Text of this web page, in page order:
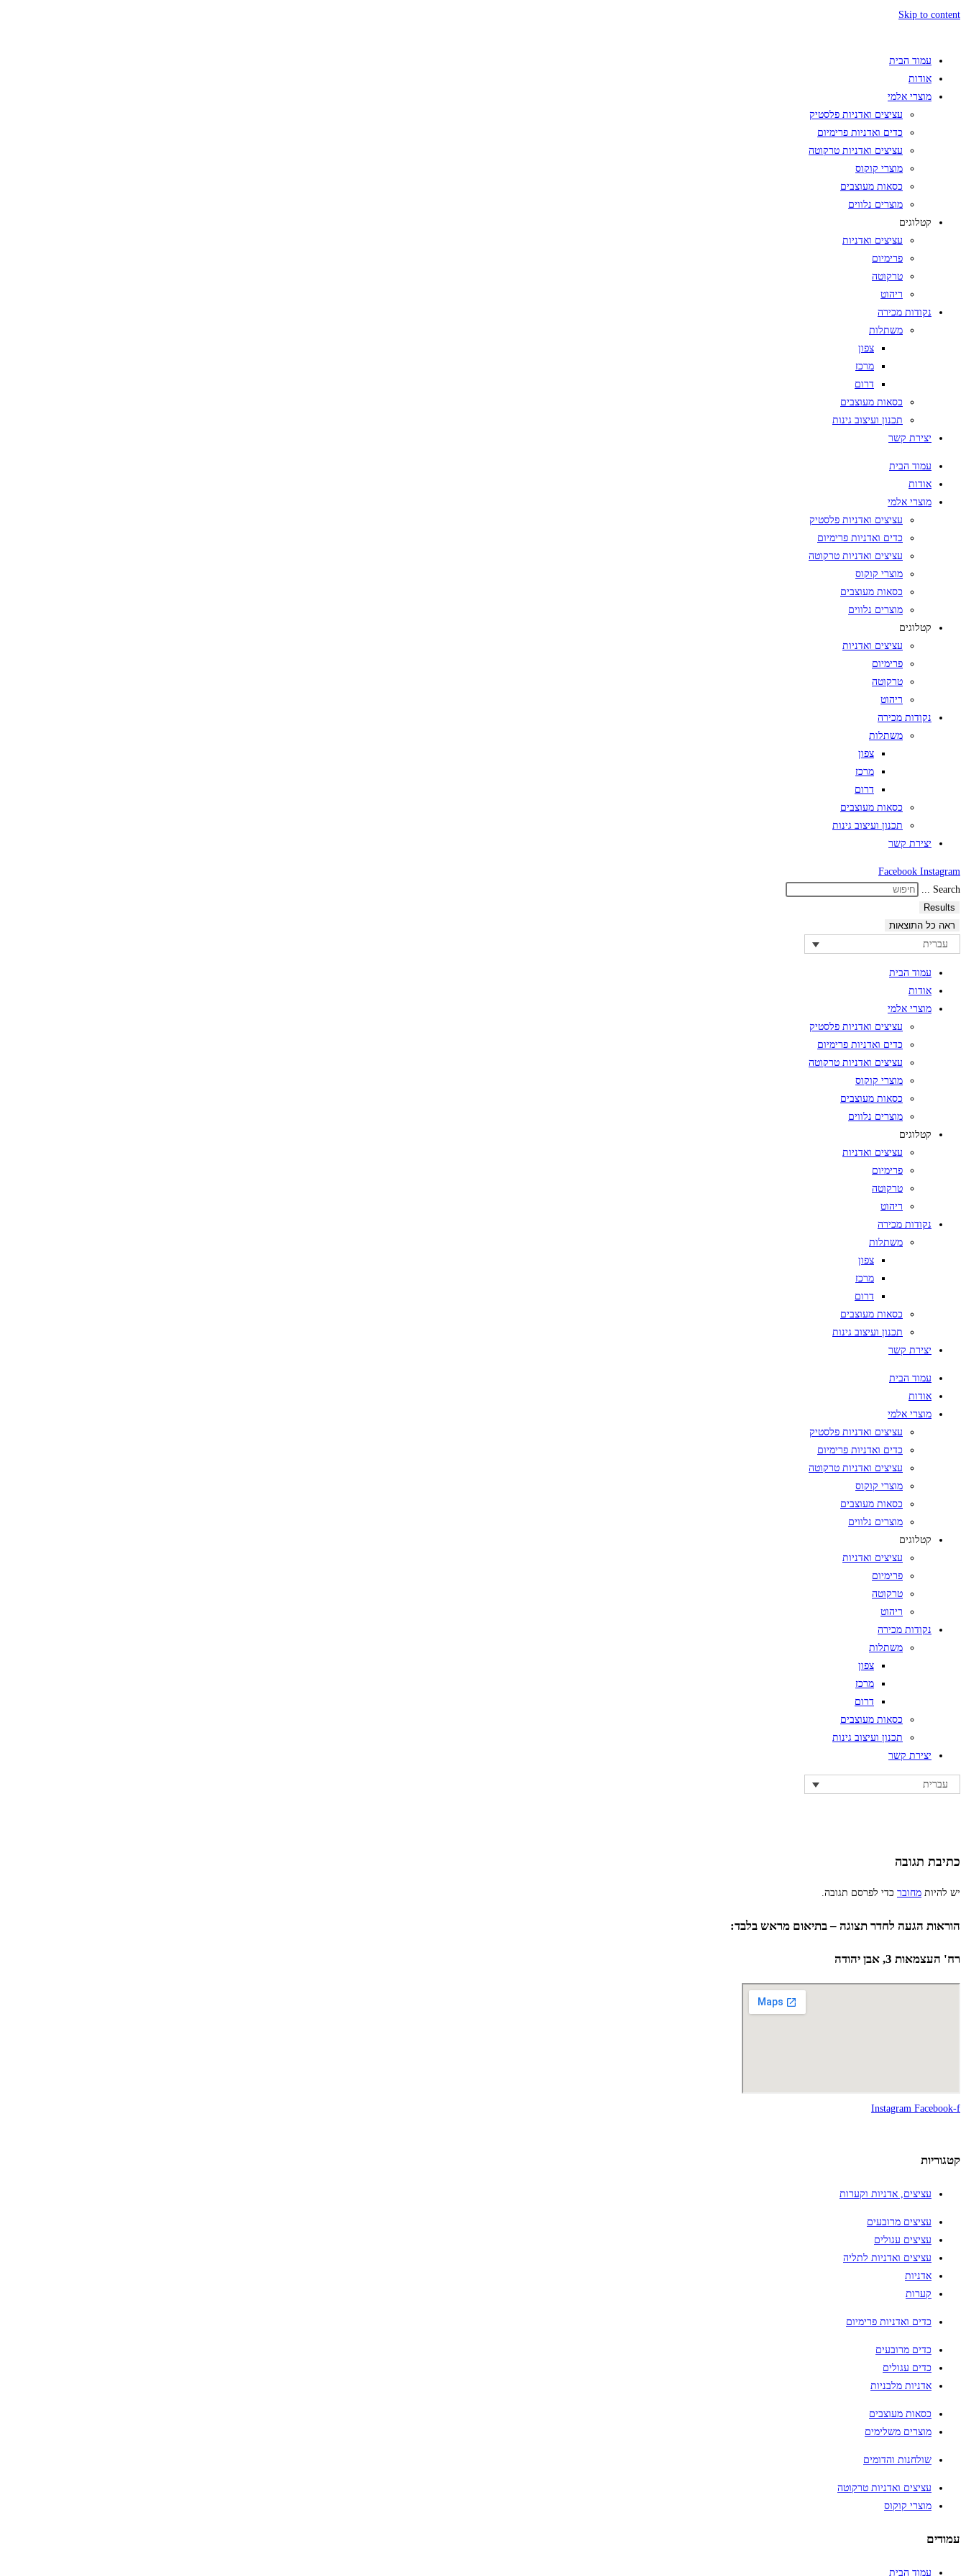
Skip to content
עמוד הבית
אודות
מוצרי אלמי
עציצים ואדניות פלסטיק
כדים ואדניות פרימיום
עציצים ואדניות טרקוטה
מוצרי קוקוס
כסאות מעוצבים
מוצרים נלווים
קטלוגים
עציצים ואדניות
פרימיום
טרקוטה
ריהוט
נקודות מכירה
משתלות
צפון
מרכז
דרום
כסאות מעוצבים
תכנון ועיצוב גינות
יצירת קשר
עמוד הבית
אודות
מוצרי אלמי
עציצים ואדניות פלסטיק
כדים ואדניות פרימיום
עציצים ואדניות טרקוטה
מוצרי קוקוס
כסאות מעוצבים
מוצרים נלווים
קטלוגים
עציצים ואדניות
פרימיום
טרקוטה
ריהוט
נקודות מכירה
משתלות
צפון
מרכז
דרום
כסאות מעוצבים
תכנון ועיצוב גינות
יצירת קשר
Facebook Instagram
Search ...
Results
ראה כל התוצאות
עברית
עמוד הבית
אודות
מוצרי אלמי
עציצים ואדניות פלסטיק
כדים ואדניות פרימיום
עציצים ואדניות טרקוטה
מוצרי קוקוס
כסאות מעוצבים
מוצרים נלווים
קטלוגים
עציצים ואדניות
פרימיום
טרקוטה
ריהוט
נקודות מכירה
משתלות
צפון
מרכז
דרום
כסאות מעוצבים
תכנון ועיצוב גינות
יצירת קשר
עמוד הבית
אודות
מוצרי אלמי
עציצים ואדניות פלסטיק
כדים ואדניות פרימיום
עציצים ואדניות טרקוטה
מוצרי קוקוס
כסאות מעוצבים
מוצרים נלווים
קטלוגים
עציצים ואדניות
פרימיום
טרקוטה
ריהוט
נקודות מכירה
משתלות
צפון
מרכז
דרום
כסאות מעוצבים
תכנון ועיצוב גינות
יצירת קשר
עברית
כתיבת תגובה
יש להיות מחובר כדי לפרסם תגובה.
הוראות הגעה לחדר תצוגה – בתיאום מראש בלבד:
רח' העצמאות 3, אבן יהודה
Instagram Facebook-f
קטגוריות
עציצים, אדניות וקערות
עציצים מרובעים
עציצים עגולים
עציצים ואדניות לתליה
אדניות
קערות
כדים ואדניות פרימיום
כדים מרובעים
כדים עגולים
אדניות מלבניות
כסאות מעוצבים
מוצרים משלימים
שולחנות והדומים
עציצים ואדניות טרקוטה
מוצרי קוקוס
עמודים
עמוד הבית